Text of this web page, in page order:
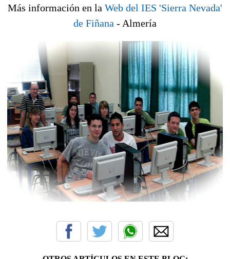
Más información en la Web del IES 'Sierra Nevada'
de Fiñana - Almería